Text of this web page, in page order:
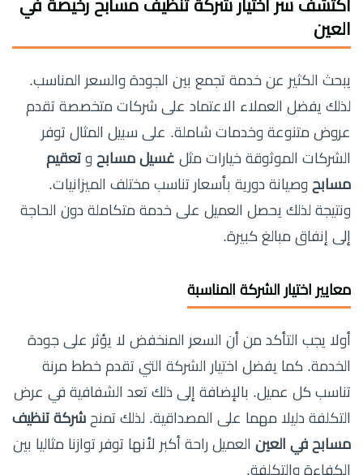
اكتشف سر اختيار شركة تنظيف مسابح رخيصة في
العين
يبحث الكثير عن خدمة تجمع بين الجودة والسعر المناسب.
لذلك يفضل العملاء الاعتماد على شركات متخصصة تقدم
عروض متنوعة وخدمات شاملة. على سبيل المثال توفر
الشركات الموثوقة خيارات مثل غسيل مسابح و تعقيم
مسابح وصيانة دورية بأسعار تناسب مختلف الميزانيات.
ونتيجة لذلك يحصل العميل على خدمة متكاملة دون الحاجة
إلى إنفاق مبالغ كبيرة.
معايير اختيار الشركة المناسبة
أولا يجب التأكد من أن السعر المنخفض لا يؤثر على جودة
الخدمة. كما يفضل اختيار الشركة التي تقدم خطط مرنة
تناسب كل عميل. بالإضافة إلى ذلك تعد الشفافية في عرض
التكلفة دليلا مهما على المصداقية. لذلك تمنح شركة تنظيف
مسابح في العين العميل راحة أكبر لأنها توفر توازنا مثاليا بين
الكفاءة والتكلفة.